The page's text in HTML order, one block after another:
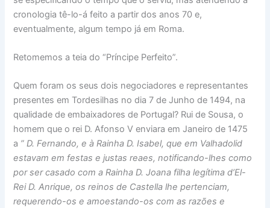
cronologia tê-lo-á feito a partir dos anos 70 e,
eventualmente, algum tempo já em Roma.
Retomemos a teia do “Príncipe Perfeito”.
Quem foram os seus dois negociadores e representantes
presentes em Tordesilhas no dia 7 de Junho de 1494, na
qualidade de embaixadores de Portugal? Rui de Sousa, o
homem que o rei D. Afonso V enviara em Janeiro de 1475
a ” D. Fernando, e à Rainha D. Isabel, que em Valhadolid
estavam em festas e justas reaes, notificando-lhes como
por ser casado com a Rainha D. Joana filha legítima d’El-
Rei D. Anrique, os reinos de Castella lhe pertenciam,
requerendo-os e amoestando-os com as razões e